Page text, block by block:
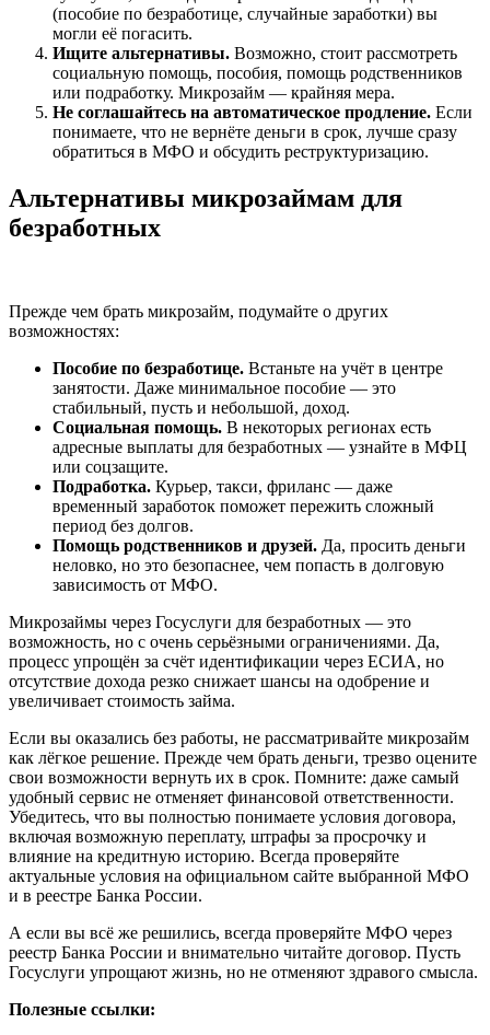
(пособие по безработице, случайные заработки) вы
могли её погасить.
Ищите альтернативы. Возможно, стоит рассмотреть
социальную помощь, пособия, помощь родственников
или подработку. Микрозайм — крайняя мера.
Не соглашайтесь на автоматическое продление. Если
понимаете, что не вернёте деньги в срок, лучше сразу
обратиться в МФО и обсудить реструктуризацию.
Альтернативы микрозаймам для
безработных
Прежде чем брать микрозайм, подумайте о других
возможностях:
Пособие по безработице. Встаньте на учёт в центре
занятости. Даже минимальное пособие — это
стабильный, пусть и небольшой, доход.
Социальная помощь. В некоторых регионах есть
адресные выплаты для безработных — узнайте в МФЦ
или соцзащите.
Подработка. Курьер, такси, фриланс — даже
временный заработок поможет пережить сложный
период без долгов.
Помощь родственников и друзей. Да, просить деньги
неловко, но это безопаснее, чем попасть в долговую
зависимость от МФО.
Микрозаймы через Госуслуги для безработных — это
возможность, но с очень серьёзными ограничениями. Да,
процесс упрощён за счёт идентификации через ЕСИА, но
отсутствие дохода резко снижает шансы на одобрение и
увеличивает стоимость займа.
Если вы оказались без работы, не рассматривайте микрозайм
как лёгкое решение. Прежде чем брать деньги, трезво оцените
свои возможности вернуть их в срок. Помните: даже самый
удобный сервис не отменяет финансовой ответственности.
Убедитесь, что вы полностью понимаете условия договора,
включая возможную переплату, штрафы за просрочку и
влияние на кредитную историю. Всегда проверяйте
актуальные условия на официальном сайте выбранной МФО
и в реестре Банка России.
А если вы всё же решились, всегда проверяйте МФО через
реестр Банка России и внимательно читайте договор. Пусть
Госуслуги упрощают жизнь, но не отменяют здравого смысла.
Полезные ссылки: